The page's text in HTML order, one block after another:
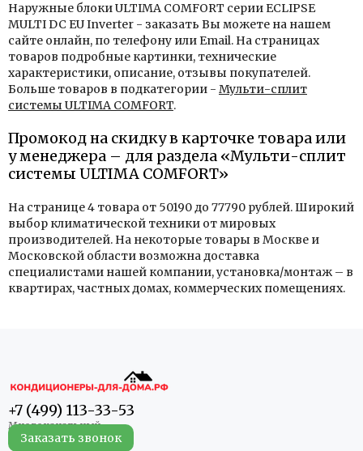
Наружные блоки ULTIMA COMFORT серии ECLIPSE
MULTI DC EU Inverter - заказать Вы можете на нашем
сайте онлайн, по телефону или Email. На страницах
товаров подробные картинки, технические
характеристики, описание, отзывы покупателей.
Больше товаров в подкатегории - Мульти-сплит
системы ULTIMA COMFORT.
Промокод на скидку в карточке товара или
у менеджера – для раздела «Мульти-сплит
системы ULTIMA COMFORT»
На странице 4 товара от 50190 до 77790 рублей. Широкий
выбор климатической техники от мировых
производителей. На некоторые товары в Москве и
Московской области возможна доставка
специалистами нашей компании, установка/монтаж – в
квартирах, частных домах, коммерческих помещениях.
+7 (499) 113-33-53
Заказать звонок